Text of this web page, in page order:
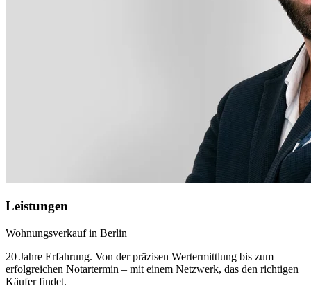
Leistungen
Wohnungsverkauf in Berlin
20 Jahre Erfahrung. Von der präzisen Wertermittlung bis zum
erfolgreichen Notartermin – mit einem Netzwerk, das den richtigen
Käufer findet.